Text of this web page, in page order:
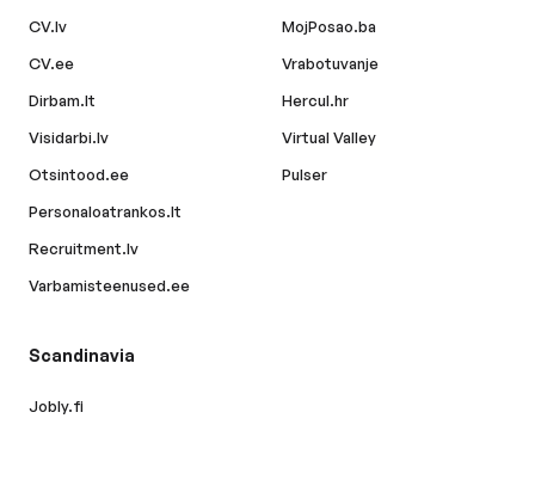
CV.lv
CV.ee
Dirbam.lt
Visidarbi.lv
Otsintood.ee
Personaloatrankos.lt
Recruitment.lv
Varbamisteenused.ee
MojPosao.ba
Vrabotuvanje
Hercul.hr
Virtual Valley
Pulser
Scandinavia
Jobly.fi